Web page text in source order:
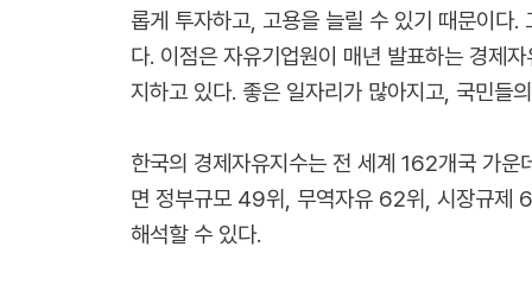
롭게 투자하고, 고용을 늘릴 수 있기 때문이다
다. 이점은 자유기업원이 매년 발표하는 경제
지하고 있다. 좋은 일자리가 많아지고, 국민들
한국의 경제자유지수는 전 세계 162개국 가
면 정부규모 49위, 무역자유 62위, 시장규제
해석할 수 있다.